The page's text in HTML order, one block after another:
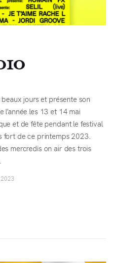
jours et présente son
l’année les 13 et 14 mai
et de fête pendant le festival
fort de ce printemps 2023.
mercredis on air des trois
2023